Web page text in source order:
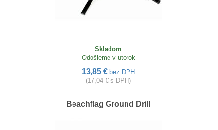
Skladom
Odošleme v utorok
13,85 € bez DPH
(17,04 € s DPH)
Beachflag Ground Drill